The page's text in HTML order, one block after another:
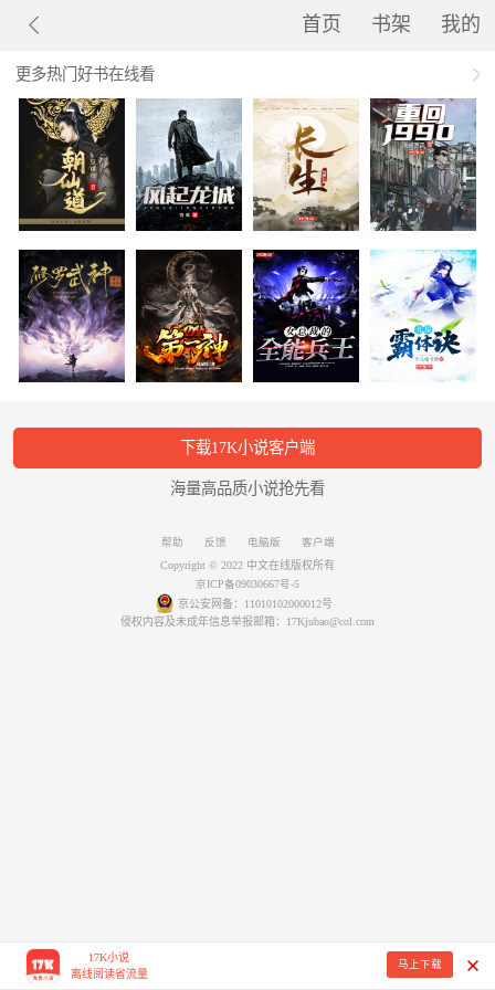
首页 书架 我的
更多热门好书在线看
下载17K小说客户端
海量高品质小说抢先看
帮助 反馈 电脑版
客户端
Copyright © 2022 中文在线版权所有
京ICP备09030667号-5
京公安网备：11010102000012号
侵权内容及未成年信息举报邮箱：17Kjubao@col.com
17K小说
离线阅读省流量
马上下载